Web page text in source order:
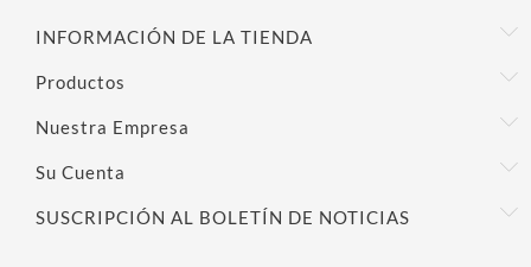
INFORMACIÓN DE LA TIENDA
Productos
Nuestra Empresa
Su Cuenta
SUSCRIPCIÓN AL BOLETÍN DE NOTICIAS